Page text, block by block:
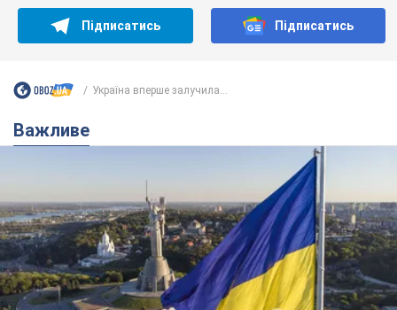
Підписатись Підписатись
Україна вперше залучила...
Важливе